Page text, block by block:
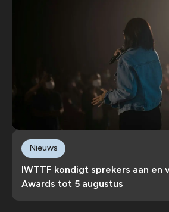
IWTTF kondigt sprekers aan en
Awards tot 5 augustus
Nieuws